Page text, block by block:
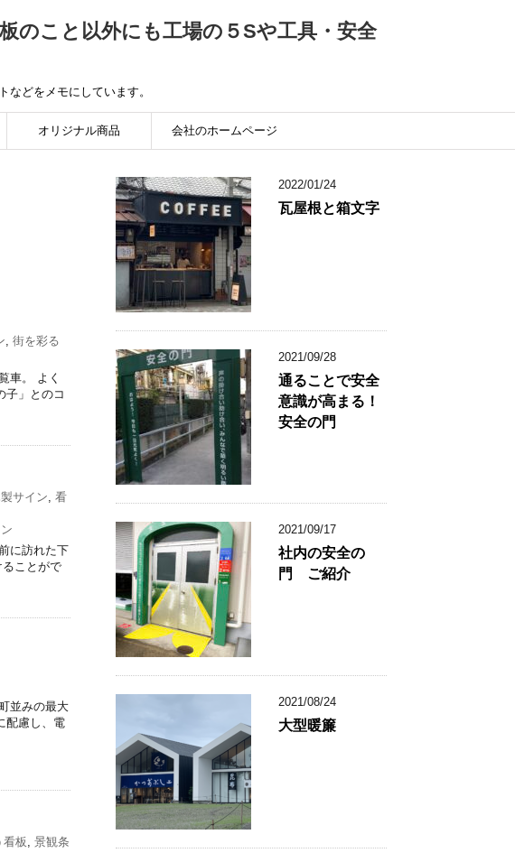
のこと以外にも工場の５Sや工具・安全
どをメモにしています。
オリジナル商品 会社のホームページ
, 街を彩る
車。 よく
子」とのコ
サイン, 看
に訪れた下
ことがで
並みの最大
配慮し、電
看板, 景観条
2022/01/24
瓦屋根と箱文字
2021/09/28
通ることで安全
意識が高まる！
安全の門
2021/09/17
社内の安全の
門 ご紹介
2021/08/24
大型暖簾